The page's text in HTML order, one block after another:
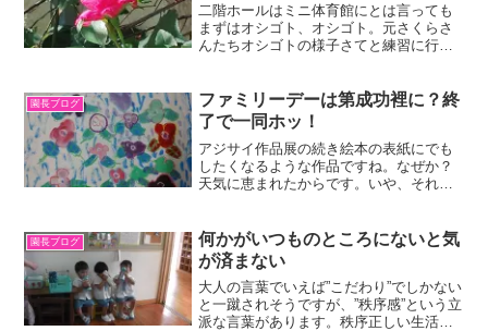
二階ホールはミニ体育館にとは言っても
まずはオシゴト、オシゴト。元さくらさ
んたちオシゴトの様子さてと練習に行く
園長ブログ
ファミリーデーは第成功裡に？終
了で一同ホッ！
アジサイ作品展の続き絵本の表紙にでも
したくなるような作品ですね。なぜか？
天気に恵まれたからです。いや、それだ
聞いたからです。あんな短い時間では不
完全燃焼にならないかと思...
園長ブログ
何かがいつものところにないと気
が済まない
大人の言葉でいえば”こだわり”でしかない
と一蹴されそうですが、”秩序感”という立
派な言葉があります。秩序正しい生活ス